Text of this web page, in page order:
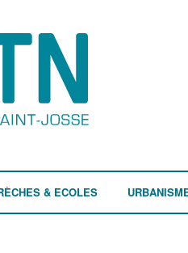
& ECOLES